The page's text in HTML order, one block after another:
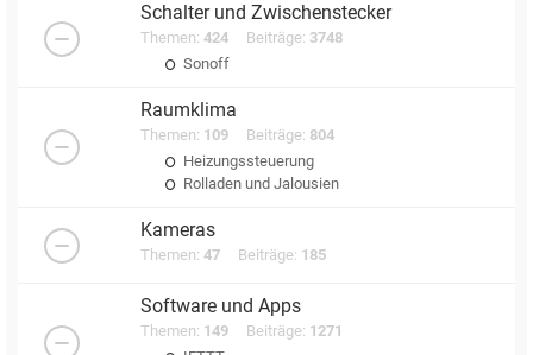
Schalter und Zwischenstecker
Themen: 424 Beiträge: 3748
Sonoff
Raumklima
Themen: 109 Beiträge: 804
Heizungssteuerung
Rolladen und Jalousien
Kameras
Themen: 47 Beiträge: 185
Software und Apps
Themen: 149 Beiträge: 1271